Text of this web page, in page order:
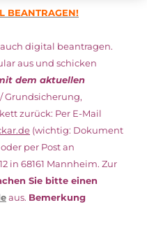
BEANTRAGEN!
digital beantragen.
aus und schicken
dem aktuellen
Grundsicherung,
zurück: Per E-Mail
(wichtig: Dokument
oder per Post an
in 68161 Mannheim. Zur
Sie bitte einen
aus. Bemerkung